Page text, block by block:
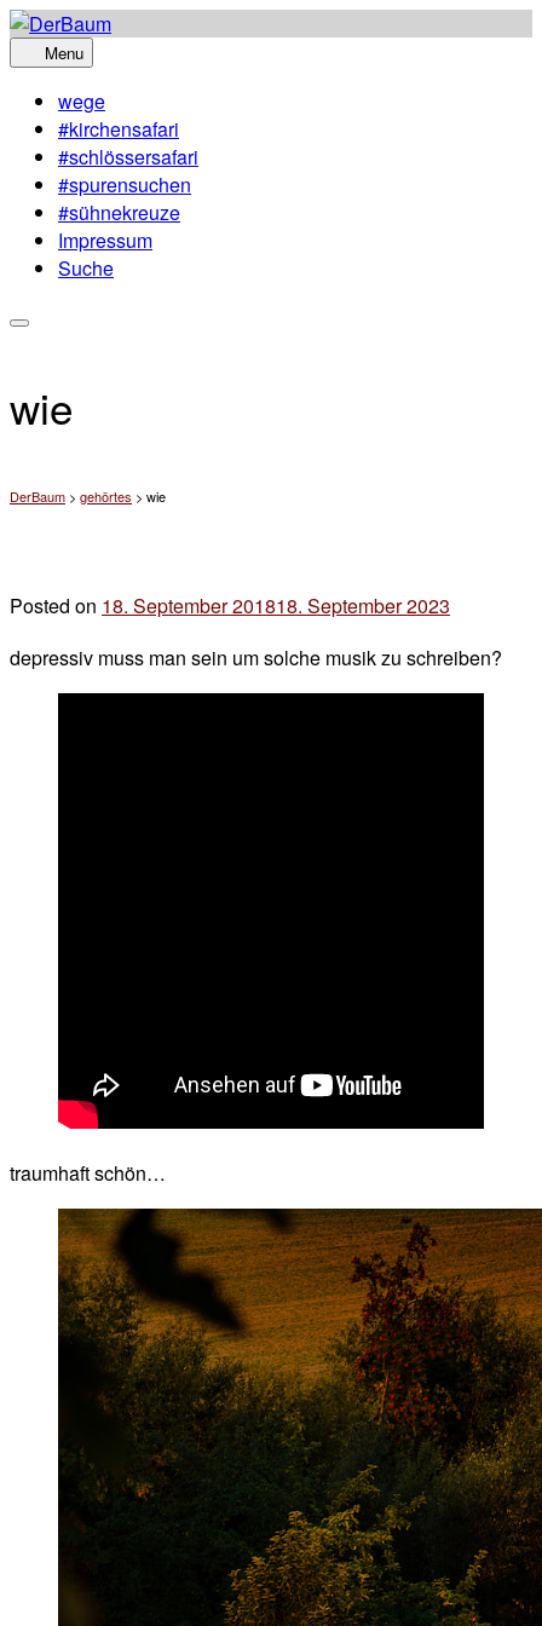
Skip
to
Menu
wege
#kirchensafari
#schlössersafari
#spurensuchen
#sühnekreuze
Impressum
Suche
wie
DerBaum > gehörtes > wie
Posted on 18. September 201818. September 2023
chef
depressiv muss man sein um solche musik zu schreiben?
traumhaft schön…